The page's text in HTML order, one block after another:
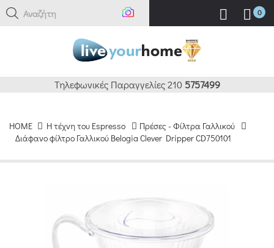
Αναζήτηση 0
Τηλεφωνικές Παραγγελίες 210 5757499
HOME H τέχνη του Espresso
Πρέσες - Φίλτρα Γαλλικού
Διάφανο φίλτρο Γαλλικού Belogia Clever Dripper CD750101